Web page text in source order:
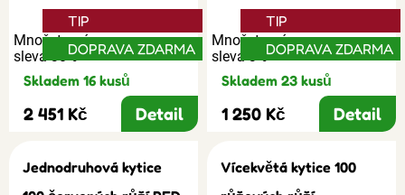
Množstevní
sleva 30%
TIP
DOPRAVA ZDARMA
Skladem 16 kusů
2 451 Kč Detail
Množstevní
sleva 3%
TIP
DOPRAVA ZDARMA
Skladem 23 kusů
1 250 Kč Detail
Jednodruhová kytice
Vícekvětá kytice 100